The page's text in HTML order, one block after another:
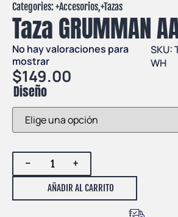
Categories: +Accesorios,+Tazas
Taza GRUMMAN
No hay valoraciones para
mostrar
SKU:
WH
$149.00
Diseño
- +
AÑADIR AL CARRITO